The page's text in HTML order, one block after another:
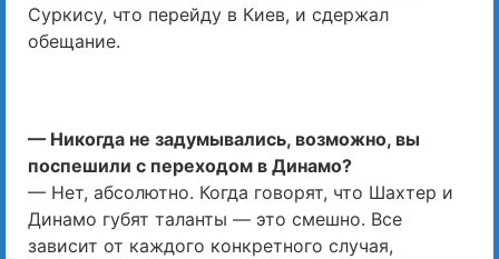
Суркису, что перейду в Киев, и сдержал
обещание.
— Никогда не задумывались, возможно, вы
поспешили с переходом в Динамо?
— Нет, абсолютно. Когда говорят, что Шахтер и
Динамо губят таланты — это смешно. Все
зависит от каждого конкретного случая,